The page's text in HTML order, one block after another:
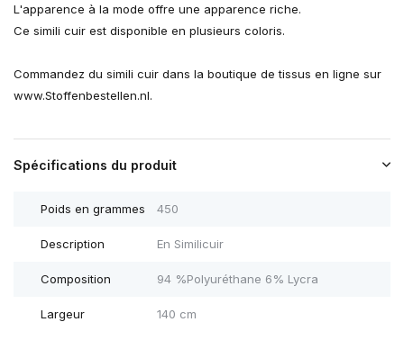
L'apparence à la mode offre une apparence riche.
Ce simili cuir est disponible en plusieurs coloris.
Commandez du simili cuir dans la boutique de tissus en ligne sur
www.Stoffenbestellen.nl.
Spécifications du produit
Poids en grammes 450
Description En Similicuir
Composition 94 %Polyuréthane 6% Lycra
Largeur 140 cm